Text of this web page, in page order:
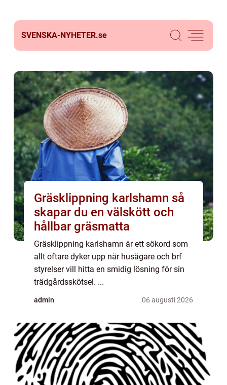
SVENSKA-NYHETER.se
Gräsklippning karlshamn så
skapar du en välskött och
hållbar gräsmatta
Gräsklippning karlshamn är ett sökord som
allt oftare dyker upp när husägare och brf
styrelser vill hitta en smidig lösning för sin
trädgårdsskötsel. ...
admin 06 augusti 2026